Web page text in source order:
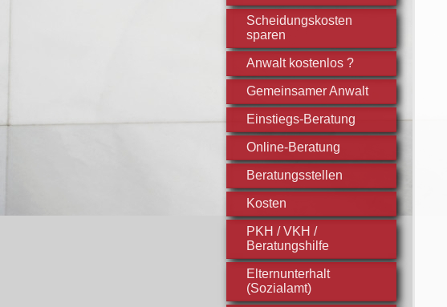
Scheidungskosten
sparen
Anwalt kostenlos ?
Gemeinsamer Anwalt
Einstiegs-Beratung
Online-Beratung
Beratungsstellen
Kosten
PKH / VKH /
Beratungshilfe
Elternunterhalt
(Sozialamt)